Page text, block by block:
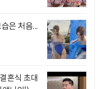
은 처음...
혼식 초대